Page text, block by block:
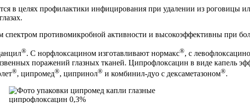
в целях профилактики инфицирования при удалении из роговицы
противомикробной активности и высокоэффективны при
®. С норфлоксацином изготавливают нормакс®, с
поражений глазных тканей. Ципрофлоксацин в виде капель
®, ципромед®, ципринол® и комбинил-дуо с дексаметазоном®.